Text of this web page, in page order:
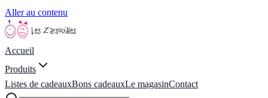
Aller au contenu
Accueil
Produits
Listes de cadeauxBons cadeauxLe magasinContact